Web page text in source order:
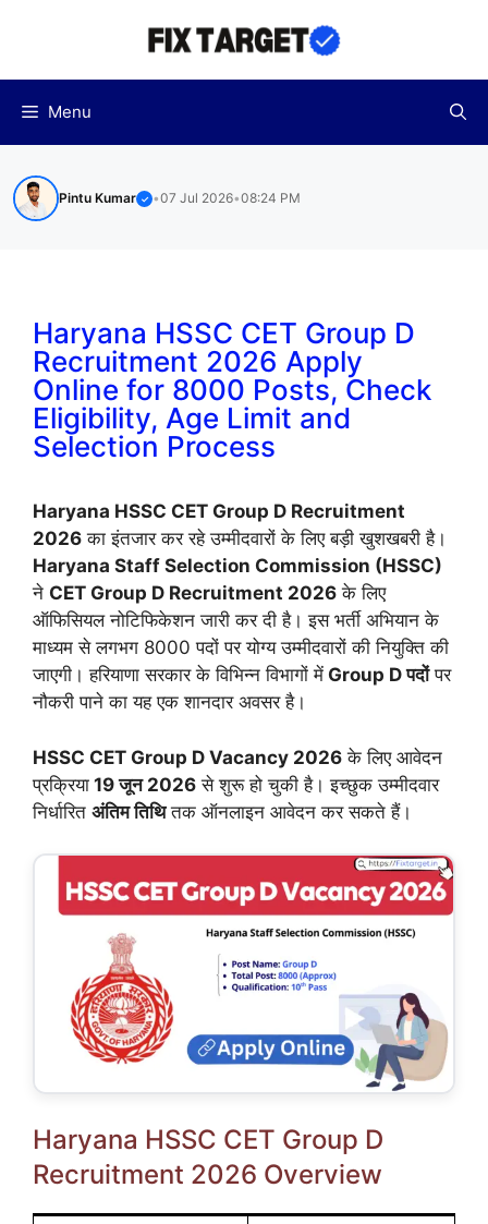
Menu
Pintu Kumar ✓ •07 Jul 2026•08:24 PM
Haryana HSSC CET Group D
Recruitment 2026 Apply
Online for 8000 Posts, Check
Eligibility, Age Limit and
Selection Process
Haryana HSSC CET Group D Recruitment
2026 का इंतजार कर रहे उम्मीदवारों के लिए बड़ी खुशखबरी है।
Haryana Staff Selection Commission (HSSC)
ने CET Group D Recruitment 2026 के लिए
ऑफिसियल नोटिफिकेशन जारी कर दी है। इस भर्ती अभियान के
माध्यम से लगभग 8000 पदों पर योग्य उम्मीदवारों की नियुक्ति की
जाएगी। हरियाणा सरकार के विभिन्न विभागों में Group D पदोंपर
नौकरी पाने का यह एक शानदार अवसर है।
HSSC CET Group D Vacancy 2026 के लिए आवेदन
प्रक्रिया 19 जून 2026 से शुरू हो चुकी है। इच्छुक उम्मीदवार
निर्धारित अंतिम तिथितक ऑनलाइन आवेदन कर सकते हैं।
Haryana HSSC CET Group D
Recruitment 2026 Overview